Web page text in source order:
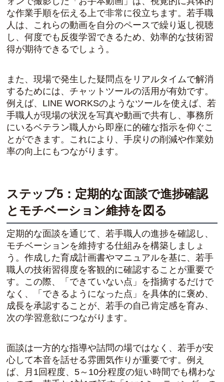
な作業手順を伝える上で非常に役立ちます。若手職
人は、これらの動画を自分のペースで繰り返し視聴
し、何度でも反復学習できるため、効率的な技術習
得が期待できるでしょう。
また、現場で発生した疑問点をリアルタイムで解消
するためには、チャットツールの活用が有効です。
例えば、LINE WORKSのようなツールを使えば、若
手職人が現場の状況を写真や動画で共有し、事務所
にいるベテラン職人から即座に的確な指示を仰ぐこ
とができます。これにより、手戻りの削減や作業効
率の向上にもつながります。
ステップ5：定期的な面談で進捗確認
とモチベーション維持を図る
定期的な面談を通じて、若手職人の進捗を確認し、
モチベーションを維持する仕組みを構築しましょ
う。作成した育成計画書やマニュアルを基に、若手
職人の技術習得度を客観的に確認することが重要で
す。この際、「できていない点」を指摘するだけで
なく、「できるようになった点」を具体的に褒め、
成長を承認することが、若手の自己肯定感を育み、
次の学習意欲につながります。
面談は一方的な指導や詰問の場ではなく、若手が安
心して本音を話せる雰囲気作りが重要です。例え
ば、月1回程度、5～10分程度の短い時間でも構わな